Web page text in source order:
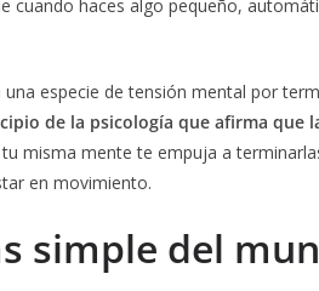
cuando haces algo pequeño,
especie de tensión mental por
de la psicología que afirma que
misma mente te empuja a
en movimiento.
simple del